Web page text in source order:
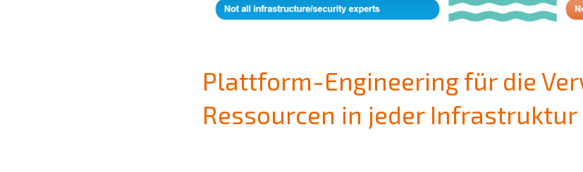
Plattform-Engineering für die
Ressourcen in jeder Infrastruktur